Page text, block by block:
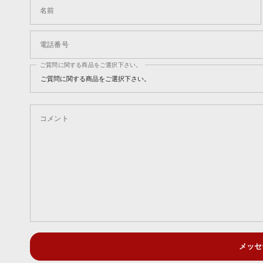
名前
電話番号
ご質問に関する商品をご選択下さい。
コメント
メッ